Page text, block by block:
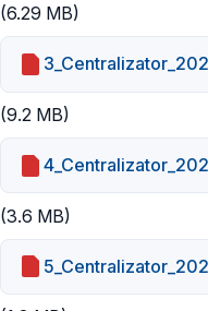
(6.29 MB)
(9.2 MB)
(3.6 MB)